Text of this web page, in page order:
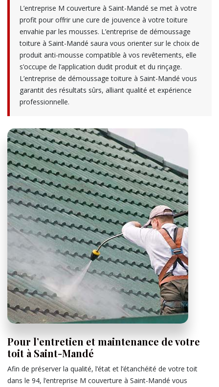
L’entreprise M couverture à Saint-Mandé se met à votre
profit pour offrir une cure de jouvence à votre toiture
envahie par les mousses. L’entreprise de démoussage
toiture à Saint-Mandé saura vous orienter sur le choix de
produit anti-mousse compatible à vos revêtements, elle
s’occupe de l’application dudit produit et du rinçage.
L’entreprise de démoussage toiture à Saint-Mandé vous
garantit des résultats sûrs, alliant qualité et expérience
professionnelle.
Pour l’entretien et maintenance de votre
toit à Saint-Mandé
Afin de préserver la qualité, l’état et l’étanchéité de votre toit
dans le 94, l’entreprise M couverture à Saint-Mandé vous